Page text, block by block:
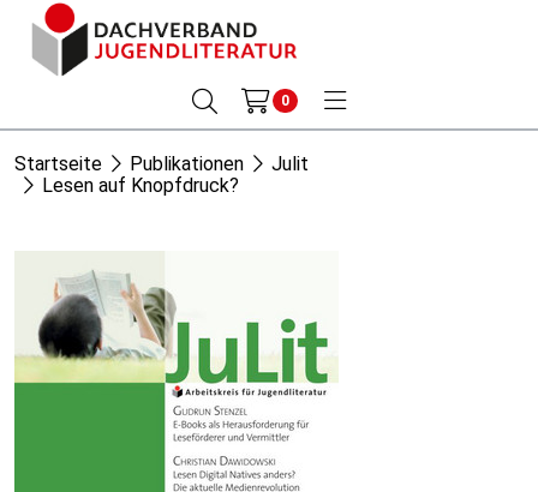
0
Startseite Publikationen
Julit
Lesen auf Knopfdruck?